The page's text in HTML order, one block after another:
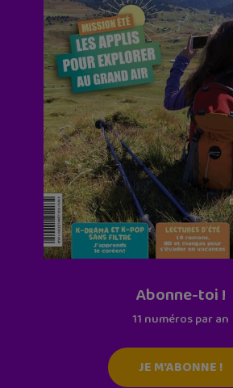
Abonne-toi !
11 numéros par an
JE M'ABONNE !